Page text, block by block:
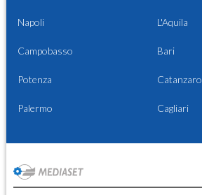
Napoli L'Aquila
Campobasso Bari
Potenza Catanzaro
Palermo Cagliari